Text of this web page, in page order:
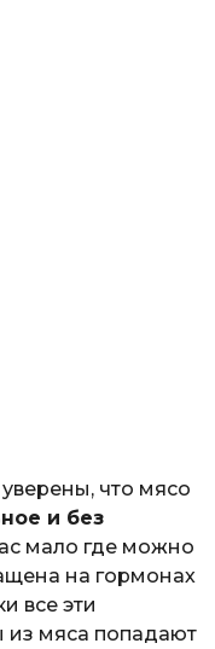
что мясо
и без
мало где можно
на гормонах
все эти
из мяса попадают